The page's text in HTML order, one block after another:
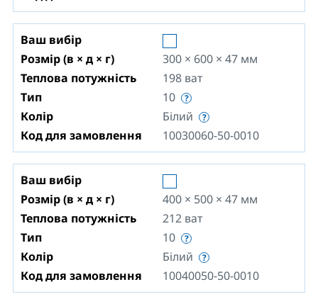
Ваш вибір
Розмір (в × д × г)
300 × 600 × 47 мм
Теплова потужність
198 ват
Тип
10
Колір
Білий
Код для замовлення
10030060-50-0010
Ваш вибір
Розмір (в × д × г)
400 × 500 × 47 мм
Теплова потужність
212 ват
Тип
10
Колір
Білий
Код для замовлення
10040050-50-0010